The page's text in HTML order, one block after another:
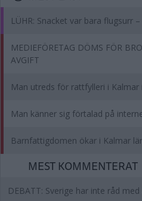
LÜHR: Snacket var bara flugsurr
MEDIEFÖRETAG DÖMS FÖR
AVGIFT
Man utreds för rattfylleri i Kalmar
Man känner sig förtalad på
Barnfattigdomen ökar i Kalmar
MEST KOMMENTERAT
DEBATT: Sverige har inte råd